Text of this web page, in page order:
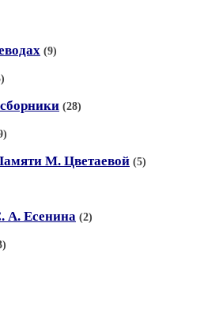
(9)
(28)
М. Цветаевой (5)
А. Есенина (2)